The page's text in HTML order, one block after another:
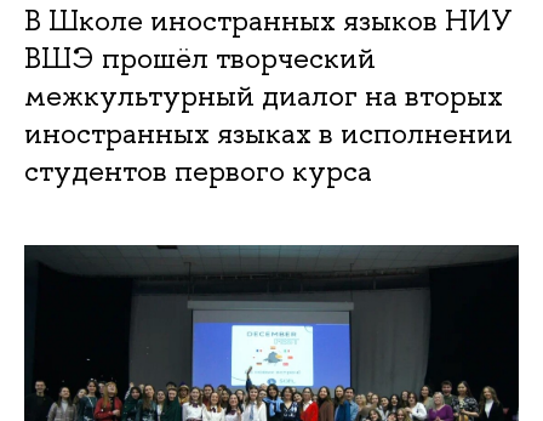
В Школе иностранных языков НИУ
ВШЭ прошёл творческий
межкультурный диалог на вторых
иностранных языках в исполнении
студентов первого курса